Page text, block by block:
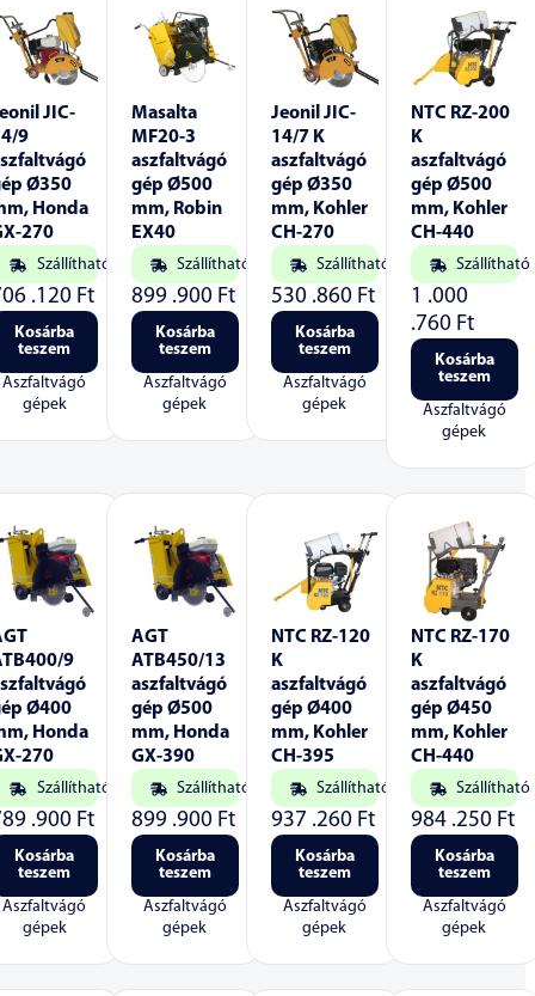
JIC-
9
Ø350
Honda
270
Szállítható
.120 Ft
Kosárba
teszem
Aszfaltvágó
gépek
Masalta
MF20-3
aszfaltvágó
gép Ø500
mm, Robin
EX40
Szállítható
899 .900 Ft
Kosárba
teszem
Aszfaltvágó
gépek
Jeonil JIC-
14/7 K
aszfaltvágó
gép Ø350
mm, Kohler
CH-270
Szállítható
530 .860 Ft
Kosárba
teszem
Aszfaltvágó
gépek
NTC RZ-200
K
aszfaltvágó
gép Ø500
mm, Kohler
CH-440
Szállítható
1 .000
.760 Ft
Kosárba
teszem
Aszfaltvágó
gépek
9
Ø400
Honda
270
Szállítható
.900 Ft
Kosárba
teszem
Aszfaltvágó
gépek
AGT
ATB450/13
aszfaltvágó
gép Ø500
mm, Honda
GX-390
Szállítható
899 .900 Ft
Kosárba
teszem
Aszfaltvágó
gépek
NTC RZ-120
K
aszfaltvágó
gép Ø400
mm, Kohler
CH-395
Szállítható
937 .260 Ft
Kosárba
teszem
Aszfaltvágó
gépek
NTC RZ-170
K
aszfaltvágó
gép Ø450
mm, Kohler
CH-440
Szállítható
984 .250 Ft
Kosárba
teszem
Aszfaltvágó
gépek